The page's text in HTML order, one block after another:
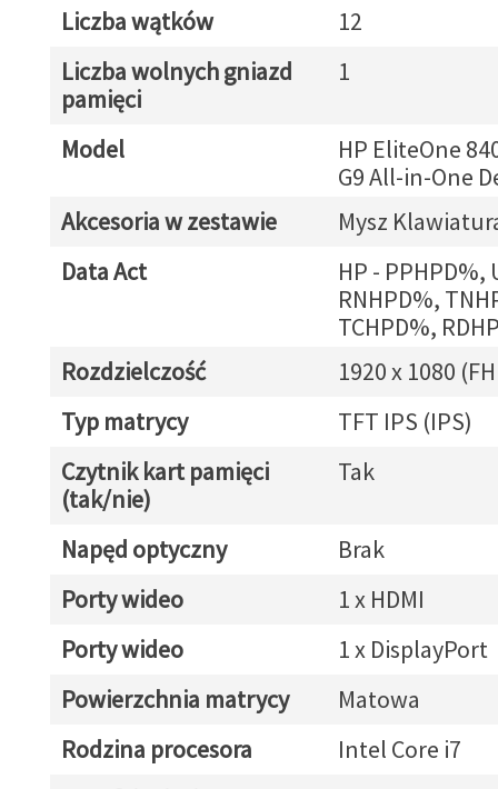
Liczba wątków
12
Liczba wolnych gniazd
pamięci
1
Model
HP EliteOne
G9 All-in-One
Akcesoria w zestawie
Mysz
Data Act
HP - PPHPD%,
RNHPD%,
TCHPD%,
Rozdzielczość
1920 x 1080
Typ matrycy
TFT IPS (IPS)
Czytnik kart pamięci
(tak/nie)
Tak
Napęd optyczny
Brak
Porty wideo
1 x HDMI
Porty wideo
1 x DisplayPort
Powierzchnia matrycy
Matowa
Rodzina procesora
Intel Core i7